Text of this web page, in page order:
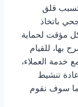
تسبب قلق
باتخاذ
مؤقت لحماية
بها، للقيام
خدمة العملاء،
تنشيط
ما سوف نقوم